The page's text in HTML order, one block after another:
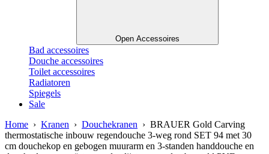
Open Accessoires
Bad accessoires
Douche accessoires
Toilet accessoires
Radiatoren
Spiegels
Sale
Home › Kranen › Douchekranen › BRAUER Gold Carving
thermostatische inbouw regendouche 3-weg rond SET 94 met 30
cm douchekop en gebogen muurarm en 3-standen handdouche en